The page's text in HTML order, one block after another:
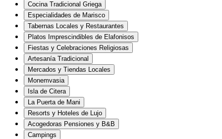
Cocina Tradicional Griega
Especialidades de Marisco
Tabernas Locales y Restaurantes
Platos Imprescindibles de Elafonisos
Fiestas y Celebraciones Religiosas
Artesanía Tradicional
Mercados y Tiendas Locales
Monemvasia
Isla de Citera
La Puerta de Mani
Resorts y Hoteles de Lujo
Acogedoras Pensiones y B&B
Campings